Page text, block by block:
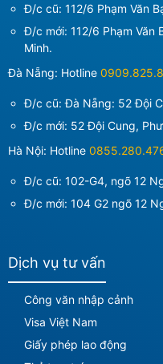
Đ/c cũ: 112/6 Phạm Văn
Đ/c mới: 112/6 Phạm Văn
Minh.
Đà Nẵng: Hotline
Đ/c cũ: Đà Nẵng: 52 Đội
Đ/c mới: 52 Đội Cung,
Hà Nội: Hotline
Đ/c cũ: 102-G4, ngõ 12
Đ/c mới: 104 G2 ngõ 12
Dịch vụ tư vấn
Công văn nhập cảnh
Visa Việt Nam
Giấy phép lao động